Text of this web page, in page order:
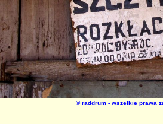
©raddrum - wszelkie prawa